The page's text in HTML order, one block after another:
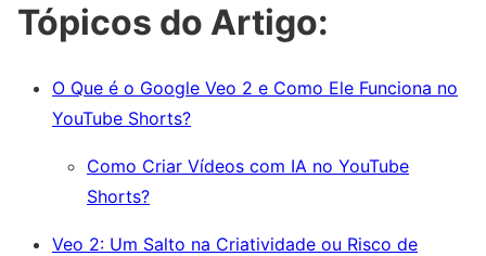
Tópicos do Artigo:
O Que é o Google Veo 2 e Como Ele Funciona no
YouTube Shorts?
Como Criar Vídeos com IA no YouTube
Shorts?
Veo 2: Um Salto na Criatividade ou Risco de